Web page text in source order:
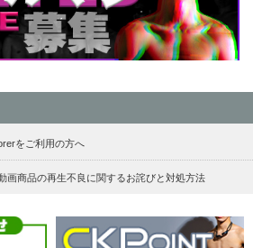
をご利用の方へ
画商品の再生不良に関するお詫びと対処方法